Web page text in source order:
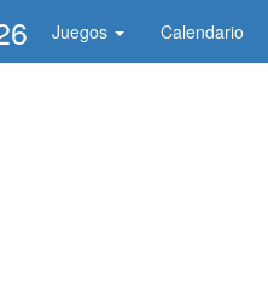
Juegos Calendario